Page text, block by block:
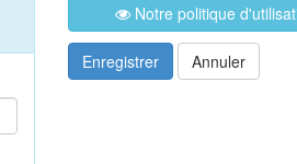
Notre politique
Enregistrer Annuler